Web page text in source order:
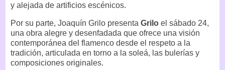
y alejada de artificios escénicos.
Por su parte, Joaquín Grilo presenta Grilo el sábado 24,
una obra alegre y desenfadada que ofrece una visión
contemporánea del flamenco desde el respeto a la
tradición, articulada en torno a la soleá, las bulerías y
composiciones originales.